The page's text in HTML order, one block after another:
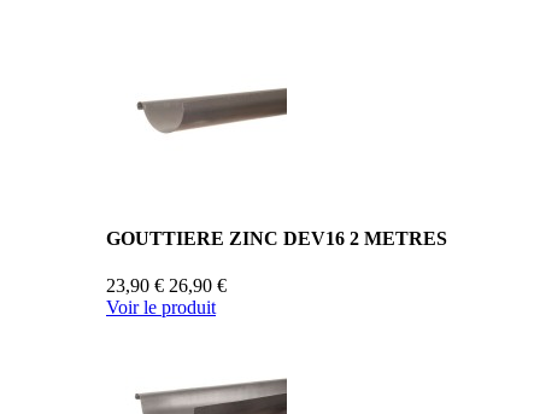
GOUTTIERE ZINC DEV16 2 METRES
23,90 € 26,90 €
Voir le produit